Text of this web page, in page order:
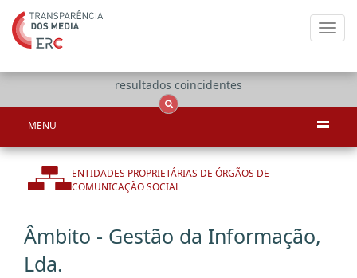
resultados coincidentes
MENU
ENTIDADES PROPRIETÁRIAS DE ÓRGÃOS DE
COMUNICAÇÃO SOCIAL
Âmbito - Gestão da Informação,
Lda.